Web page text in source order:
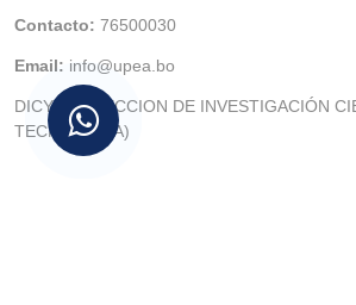
Contacto: 76500030
Email: info@upea.bo
DICYT (DIRECCION DE INVESTIGACIÓN
TECNOLOGIA)